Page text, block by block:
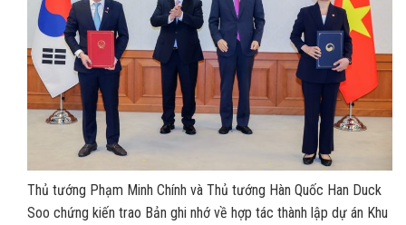
Thủ tướng Phạm Minh Chính và Thủ tướng Hàn Quốc Han Duck
Soo chứng kiến trao Bản ghi nhớ về hợp tác thành lập dự án Khu